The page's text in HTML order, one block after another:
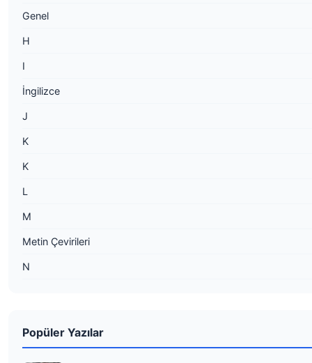
Genel
H
I
İngilizce
J
K
K
L
M
Metin Çevirileri
N
Popüler Yazılar